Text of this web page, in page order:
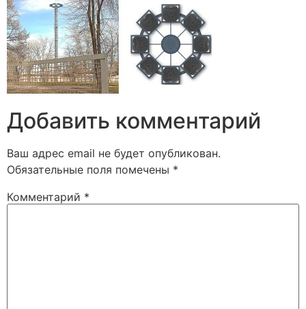
Добавить комментарий
Ваш адрес email не будет опубликован.
Обязательные поля помечены *
Комментарий *